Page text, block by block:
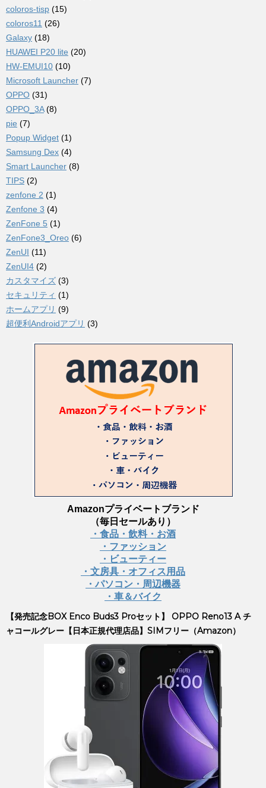
coloros-tisp (15)
coloros11 (26)
Galaxy (18)
HUAWEI P20 lite (20)
HW-EMUI10 (10)
Microsoft Launcher (7)
OPPO (31)
OPPO_3A(8)
pie (7)
Popup Widget (1)
Samsung Dex (4)
Smart Launcher (8)
TIPS (2)
zenfone 2 (1)
Zenfone 3 (4)
ZenFone 5 (1)
ZenFone3_Oreo (6)
ZenUI (11)
ZenUI4 (2)
カスタマイズ (3)
セキュリティ (1)
ホームアプリ (9)
超便利Androidアプリ (3)
Amazonプライベートブランド
（毎日セールあり）
・食品・飲料・お酒
・ファッション
・ビューティー
・文房具・オフィス用品
・パソコン・周辺機器
・車＆バイク
【発売記念BOX Enco Buds3 Proセット】 OPPO Reno13 A チ
ャコールグレー【日本正規代理店品】SIMフリー（Amazon）